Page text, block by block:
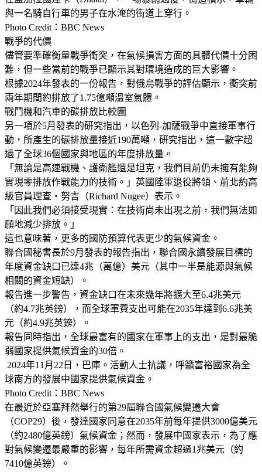
與一名騎自行車的男子在水淹的街道上穿行。
Photo Credit：BBC News
戰爭的代價
儘管要準確衡量戰爭衝突，在氣候損害方面的具體代價十分困
難，但一些當前的戰爭已顯示其對環境造成的巨大影響。
根據2024年發表的一份報告，對俄烏戰爭的評估顯示，衝突前
兩年期間約排放了1.75億噸溫室氣體。
戰鬥機和汽車的碳排放比較圖
另一項於5月發表的研究指出，以色列-加薩戰爭中直接軍事行
動，所產生的碳排放量接近190萬噸，研究指出，這一數字超
過了全球36個國家與地區的年度排放量。
「無論是高速戰機、護衛艦還是坦克，我們目前仍未擁有能夠
實現零排放作戰能力的技術。」英國陸軍退役將領、前北約高
級官員理查・努吉（Richard Nugee）表示。
「因此我們必須接受現實：在技術尚未出現之前，我們無法如
願地減少排放。」
這也意味著，更多的國防預算代表更少的氣候資金。
聯合國秘書長於9月發表的報告指出，聯合國永續發展目標的
年度資金缺口已達4兆（萬億）美元（其中一半是能源與氣候
相關的資金短缺）。
報告進一步警告，資金缺口在未來幾年將擴大至6.4兆美元
（約4.7兆英鎊），而全球軍費支出可能在2035年達到6.6兆美
元（約4.9兆英鎊）。
報告同時指出，全球最富有的國家在軍事上的支出，是對最脆
弱國家提供氣候資金的30倍。
2024年11月22日，巴庫。活動人士抗議，呼籲富裕國家為全
球南方的發展中國家提供氣候資金。
Photo Credit：BBC News
在最近於亞塞拜然舉行的第29屆聯合國氣候變遷大會
（COP29）後，發達國家同意在2035年前每年提供3000億美元
（約2480億英鎊）氣候資金；然而，發展中國家表示，為了應
對氣候變遷最嚴重的影響，每年所需資金超過1兆美元（約
7410億英鎊）。